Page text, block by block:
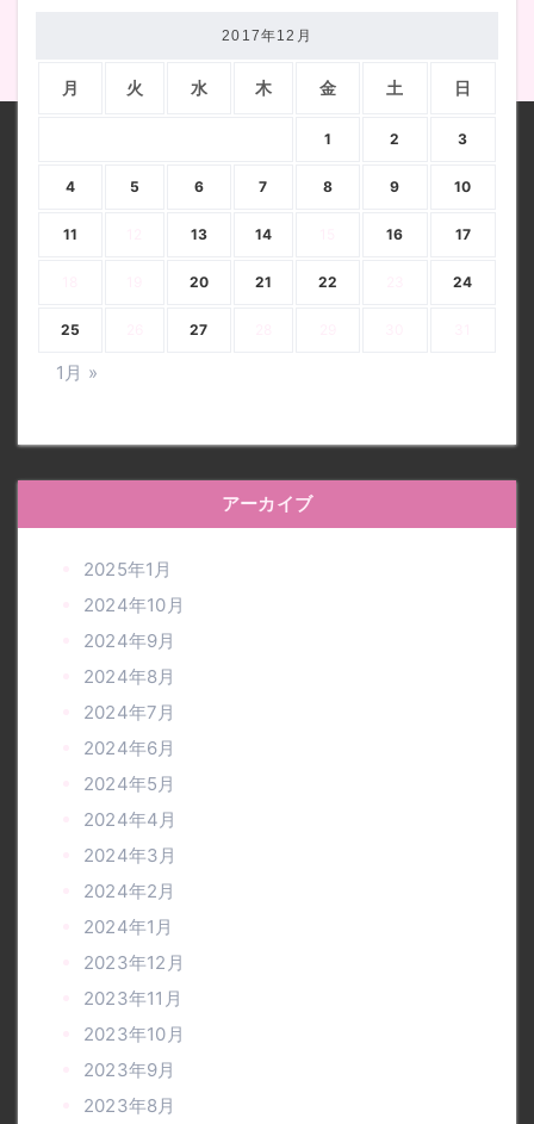
2017年12月
月 火 水 木 金 土 日
1 2 3
4 5 6 7 8 9 10
11 13 14 16 17
20 21 22 24
25 27
1月 »
アーカイブ
2025年1月
2024年10月
2024年9月
2024年8月
2024年7月
2024年6月
2024年5月
2024年4月
2024年3月
2024年2月
2024年1月
2023年12月
2023年11月
2023年10月
2023年9月
2023年8月